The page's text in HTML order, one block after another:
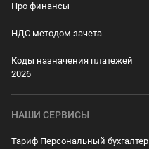
Про финансы
НДС методом зачета
Коды назначения платежей
2026
НАШИ СЕРВИСЫ
Тариф Персональный бухгалтер